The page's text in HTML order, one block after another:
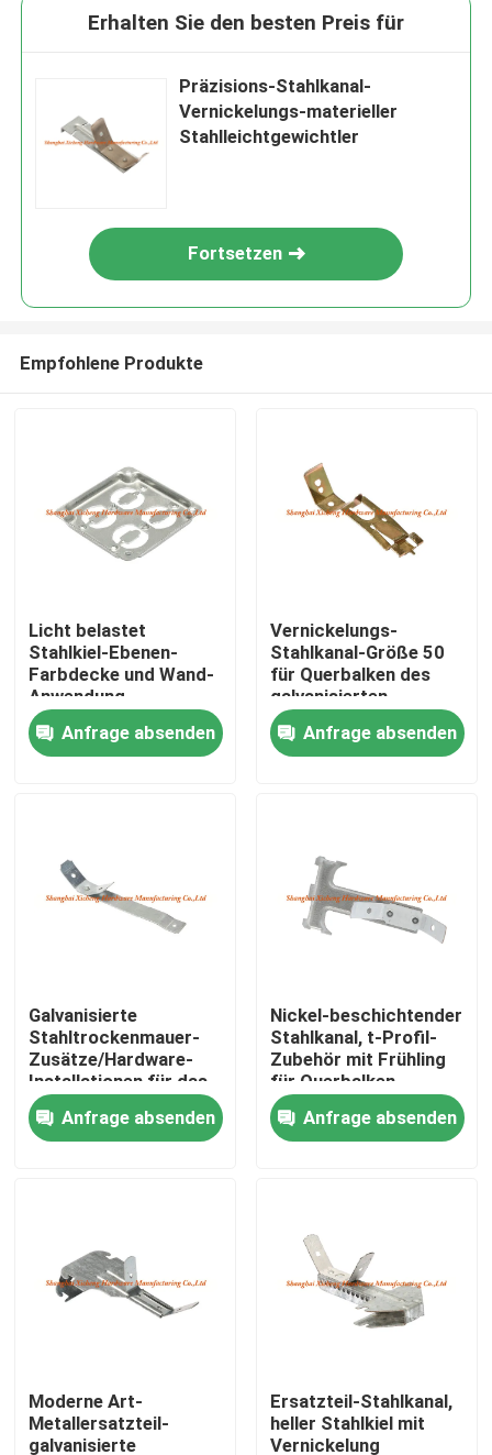
Produkte
Fabrik-Ausflug
Qualitätskontrolle
Aluminiumabdeckplatte
Trockenmauerzusätze
Erhalten Sie den besten Preis für
Präzisions-Stahlkanal-
Vernickelungs-materieller
Stahlleichtgewichtler
Fortsetzen
Empfohlene Produkte
Licht belastet
Stahlkiel-Ebenen-
Farbdecke und Wand-
Anwendung
Anfrage absenden
Vernickelungs-
Stahlkanal-Größe 50
für Querbalken des
galvanisierten
Stahlmaterials
Anfrage absenden
Galvanisierte
Stahltrockenmauer-
Zusätze/Hardware-
Installationen für das
Verschieben der
DeckeAnfrage absenden
Nickel-beschichtender
Stahlkanal, t-Profil-
Zubehör mit Frühling
für Querbalken
Anfrage absenden
Moderne Art-
Metallersatzteil-
galvanisierte
Ersatzteil-Stahlkanal,
heller Stahlkiel mit
Vernickelung